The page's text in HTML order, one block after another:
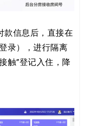
款信息后，直接在
录），进行隔离
触”登记入住，降